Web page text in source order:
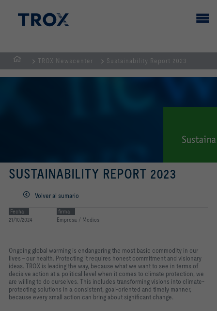
PÁGINA
TROX Newscenter Sustainability Report 2023
SUSTAINABILITY REPORT 2023
Volver al sumario
Fecha
21/10/2024
firma
Empresa / Medios
Ongoing global warming is endangering the most basic commodity in our
lives - our health. Protecting it requires honest commitment and visionary
ideas. TROX is leading the way, because what we want to see in terms of
decisive action at a political level when it comes to climate protection, we
are willing to do ourselves. This includes transforming visions into climate-
protecting solutions in a consistent, goal-oriented and timely manner,
because every small action can bring about significant change.